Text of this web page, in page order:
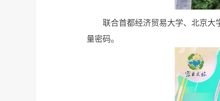
联合首都经济贸易大学、北京
量密码。